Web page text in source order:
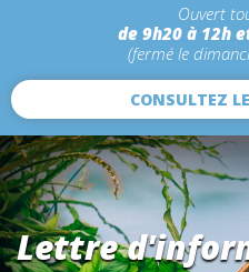
Ouvert
de 9h20 à 12h
(fermé le
CONSULTEZ
Lettre